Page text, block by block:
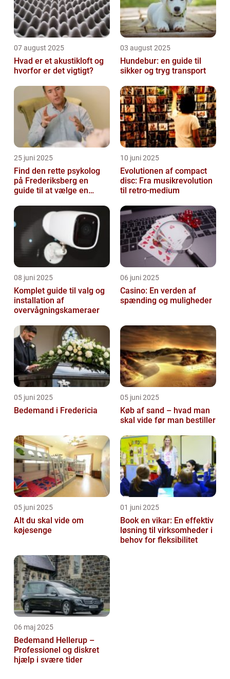
07 august 2025
Hvad er et akustikloft og
hvorfor er det vigtigt?
03 august 2025
Hundebur: en guide til
sikker og tryg transport
25 juni 2025
Find den rette psykolog
på Frederiksberg en
guide til at vælge en
10 juni 2025
Evolutionen af compact
disc: Fra musikrevolution
til retro-medium
08 juni 2025
Komplet guide til valg og
installation af
overvågningskameraer
06 juni 2025
Casino: En verden af
spænding og muligheder
05 juni 2025
Bedemand i Fredericia
05 juni 2025
Køb af sand – hvad man
skal vide før man bestiller
05 juni 2025
Alt du skal vide om
køjesenge
01 juni 2025
Book en vikar: En effektiv
løsning til virksomheder i
behov for fleksibilitet
06 maj 2025
Bedemand Hellerup –
Professionel og diskret
hjælp i svære tider